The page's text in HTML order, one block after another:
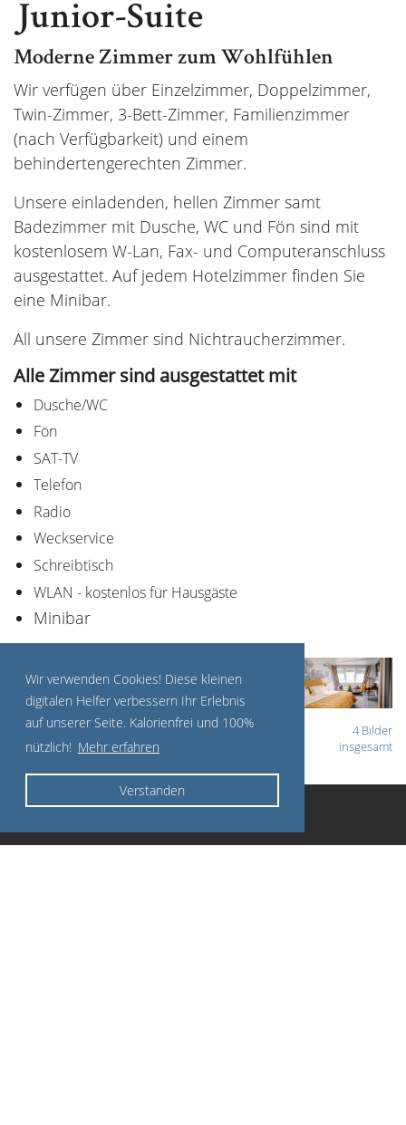
Wir verwenden Cookies! Diese kleinen
digitalen Helfer verbessern Ihr Erlebnis
auf unserer Seite. Kalorienfrei und 100%
nützlich! Mehr erfahren
Verstanden
Junior-Suite
Moderne Zimmer zum Wohlfühlen
Wir verfügen über Einzelzimmer, Doppelzimmer,
Twin-Zimmer, 3-Bett-Zimmer, Familienzimmer
(nach Verfügbarkeit) und einem
behindertengerechten Zimmer.
Unsere einladenden, hellen Zimmer samt
Badezimmer mit Dusche, WC und Fön sind mit
kostenlosem W-Lan, Fax- und Computeranschluss
ausgestattet. Auf jedem Hotelzimmer finden Sie
eine Minibar.
All unsere Zimmer sind Nichtraucherzimmer.
Alle Zimmer sind ausgestattet mit
Dusche/WC
Fön
SAT-TV
Telefon
Radio
Weckservice
Schreibtisch
WLAN - kostenlos für Hausgäste
Minibar
4 Bilder
insgesamt